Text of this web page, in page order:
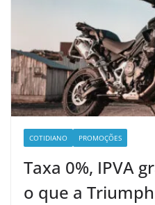
COTIDIANO PROMOÇÕES
Taxa 0%, IPVA
o que a